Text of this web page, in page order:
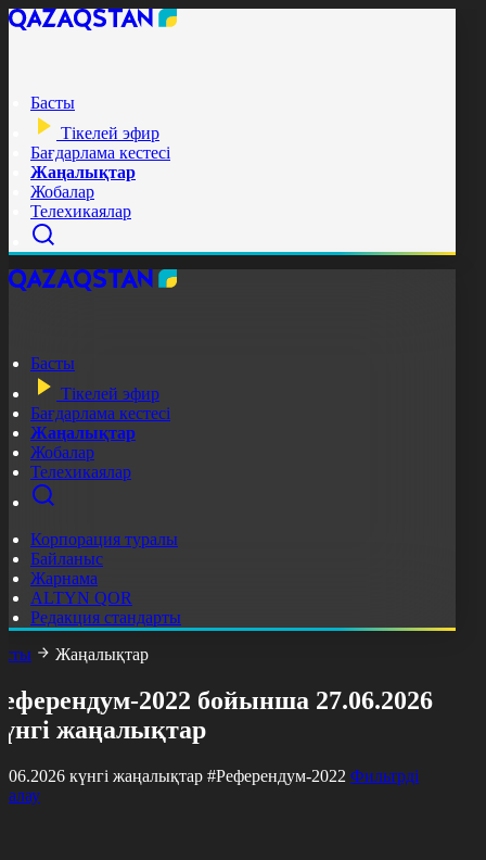
Басты
Тікелей эфир
Бағдарлама кестесі
Жаңалықтар
Жобалар
Телехикаялар
Басты
Тікелей эфир
Бағдарлама кестесі
Жаңалықтар
Жобалар
Телехикаялар
Корпорация туралы
Байланыс
Жарнама
ALTYN QOR
Редакция стандарты
Жаңалықтар
2022 бойынша 27.06.2026
жаңалықтар
күнгі жаңалықтар #Референдум-2022 Фильтрді